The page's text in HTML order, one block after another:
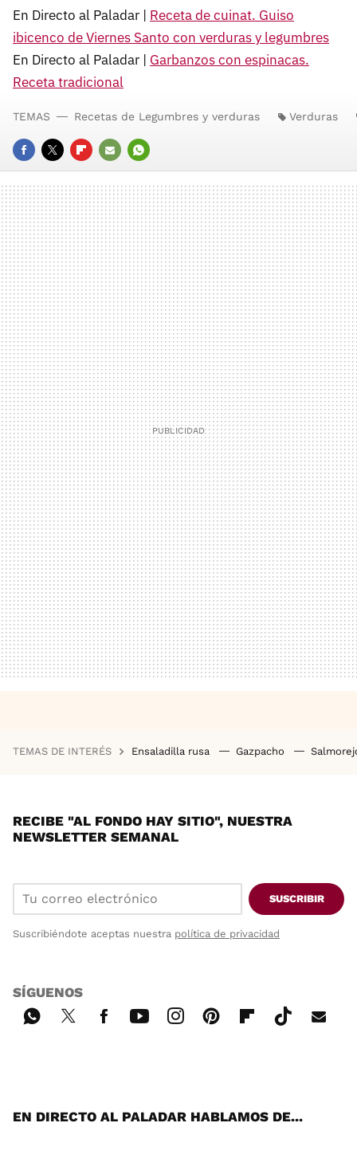
En Directo al Paladar | Receta de cuinat. Guiso
ibicenco de Viernes Santo con verduras y legumbres
En Directo al Paladar | Garbanzos con espinacas.
Receta tradicional
FACEBOOK
TWITTERFLIPBOARD
E-
MAIL
WHATSAPP
TEMAS Recetas de Legumbres y verduras Verduras
TEMAS DE INTERÉS Ensaladilla rusa Gazpacho
RECIBE "AL FONDO HAY SITIO", NUESTRA
NEWSLETTER SEMANAL
SUSCRIBIR
Suscribiéndote aceptas nuestra política de privacidad
SÍGUENOS
EN DIRECTO AL PALADAR HABLAMOS DE...